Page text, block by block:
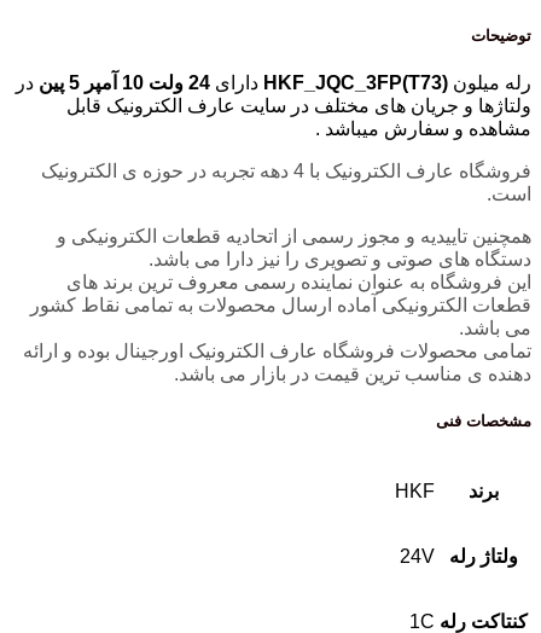
توضیحات
رله میلون HKF_JQC_3FP(T73) دارای 24 ولت 10 آمپر 5 پین
در
ولتاژها و جریان های مختلف در سایت عارف الکترونیک قابل
مشاهده و سفارش میباشد .
فروشگاه عارف الکترونیک با 4 دهه تجربه در حوزه ی الکترونیک
است.
همچنین تاییدیه و مجوز رسمی از اتحادیه قطعات الکترونیکی و
دستگاه های صوتی و تصویری را نیز دارا می باشد.
این فروشگاه به عنوان نماینده رسمی معروف ترین برند های
قطعات الکترونیکی آماده ارسال محصولات به تمامی نقاط کشور
می باشد.
تمامی محصولات فروشگاه عارف الکترونیک اورجینال بوده و ارائه
دهنده ی مناسب ترین قیمت در بازار می باشد.
مشخصات فنی
برند HKF
ولتاژ رله 24V
کنتاکت رله 1C